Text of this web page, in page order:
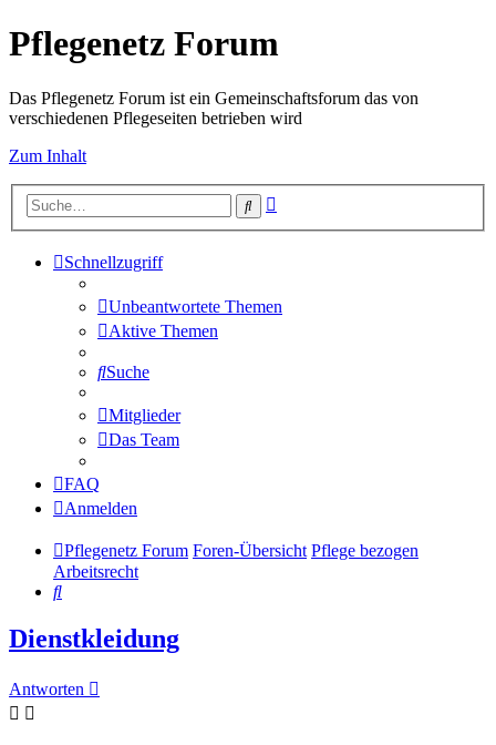
Pflegenetz Forum
Das Pflegenetz Forum ist ein Gemeinschaftsforum das von
verschiedenen Pflegeseiten betrieben wird
Zum Inhalt
Suche
Schnellzugriff
Unbeantwortete Themen
Aktive Themen
Suche
Mitglieder
Das Team
FAQ
Anmelden
Pflegenetz Forum Foren-Übersicht Pflege bezogen
Arbeitsrecht
Suche
Dienstkleidung
Antworten